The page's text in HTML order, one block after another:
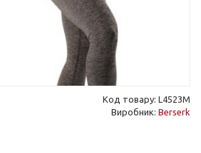
Код товару: L4523M
Виробник: Berserk